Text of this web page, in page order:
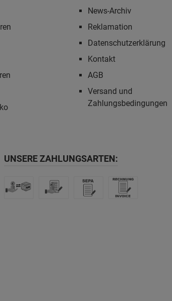
News-Archiv
Reklamation
Datenschutzerklärung
Kontakt
AGB
Versand und
Zahlungsbedingungen
UNSERE ZAHLUNGSARTEN: